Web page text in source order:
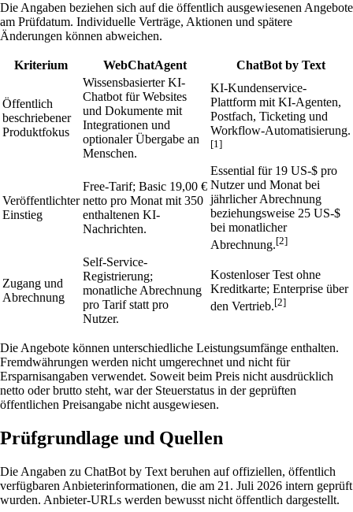
Die Angaben beziehen sich auf die öffentlich ausgewiesenen Angebote
am Prüfdatum. Individuelle Verträge, Aktionen und spätere
Änderungen können abweichen.
Kriterium WebChatAgent ChatBot by Text
Öffentlich
beschriebener
Produktfokus
Wissensbasierter KI-
Chatbot für Websites
und Dokumente mit
Integrationen und
optionaler Übergabe an
Menschen.
KI-Kundenservice-
Plattform mit KI-Agenten,
Postfach, Ticketing und
Workflow-Automatisierung.
[1]
Veröffentlichter
Einstieg
Free-Tarif; Basic 19,00 €
netto pro Monat mit 350
enthaltenen KI-
Nachrichten.
Essential für 19 US-$ pro
Nutzer und Monat bei
jährlicher Abrechnung
beziehungsweise 25 US-$
bei monatlicher
Abrechnung.[2]
Zugang und
Abrechnung
Self-Service-
Registrierung;
monatliche Abrechnung
pro Tarif statt pro
Nutzer.
Kostenloser Test ohne
Kreditkarte; Enterprise über
den Vertrieb.[2]
Die Angebote können unterschiedliche Leistungsumfänge enthalten.
Fremdwährungen werden nicht umgerechnet und nicht für
Ersparnisangaben verwendet. Soweit beim Preis nicht ausdrücklich
netto oder brutto steht, war der Steuerstatus in der geprüften
öffentlichen Preisangabe nicht ausgewiesen.
Prüfgrundlage und Quellen
Die Angaben zu ChatBot by Text beruhen auf offiziellen, öffentlich
verfügbaren Anbieterinformationen, die am 21. Juli 2026 intern geprüft
wurden. Anbieter-URLs werden bewusst nicht öffentlich dargestellt.